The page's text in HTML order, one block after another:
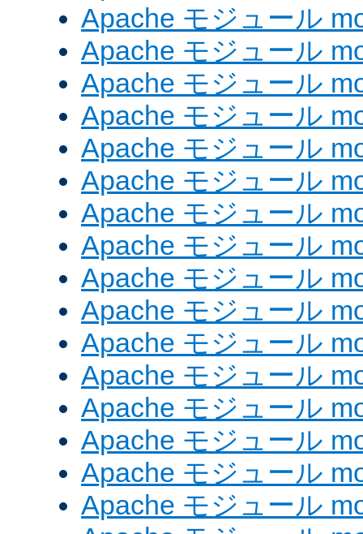
Apache モジュール
Apache モジュール
Apache モジュール
Apache モジュール
Apache モジュール
Apache モジュール
Apache モジュール
Apache モジュール
Apache モジュール
Apache モジュール
Apache モジュール
Apache モジュール
Apache モジュール
Apache モジュール
Apache モジュール
Apache モジュール